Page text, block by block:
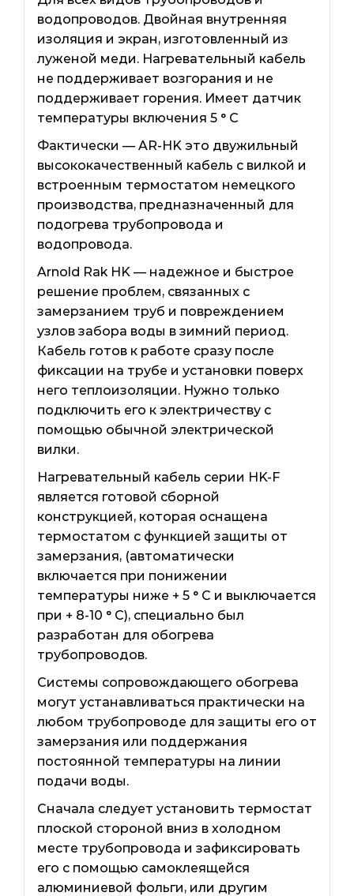
водопроводов. Двойная внутренняя
изоляция и экран, изготовленный из
луженой меди. Нагревательный кабель
не поддерживает возгорания и не
поддерживает горения. Имеет датчик
температуры включения 5 ° С
Фактически — AR-HK это двужильный
высококачественный кабель с вилкой и
встроенным термостатом немецкого
производства, предназначенный для
подогрева трубопровода и
водопровода.
Arnold Rak HK — надежное и быстрое
решение проблем, связанных с
замерзанием труб и повреждением
узлов забора воды в зимний период.
Кабель готов к работе сразу после
фиксации на трубе и установки поверх
него теплоизоляции. Нужно только
подключить его к электричеству с
помощью обычной электрической
вилки.
Нагревательный кабель серии HK-F
является готовой сборной
конструкцией, которая оснащена
термостатом с функцией защиты от
замерзания, (автоматически
включается при понижении
температуры ниже + 5 ° С и выключается
при + 8-10 ° С), специально был
разработан для обогрева
трубопроводов.
Системы сопровождающего обогрева
могут устанавливаться практически на
любом трубопроводе для защиты его от
замерзания или поддержания
постоянной температуры на линии
подачи воды.
Сначала следует установить термостат
плоской стороной вниз в холодном
месте трубопровода и зафиксировать
его с помощью самоклеящейся
алюминиевой фольги, или другим